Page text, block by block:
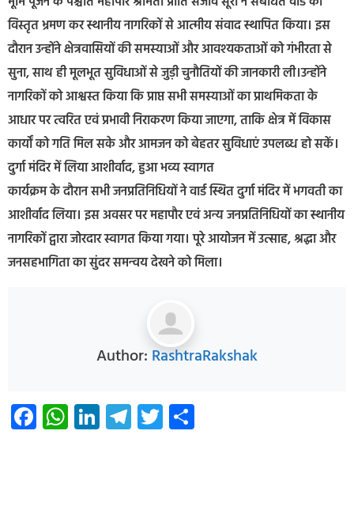
विस्तृत भ्रमण कर स्थानीय नागरिकों से आत्मीय संवाद स्थापित किया। इस
दौरान उन्होंने क्षेत्रवासियों की समस्याओं और आवश्यकताओं को गंभीरता से
सुना, साथ ही मूलभूत सुविधाओं से जुड़ी चुनौतियों की जानकारी ली।उन्होंने
नागरिकों को आश्वस्त किया कि प्राप्त सभी समस्याओं का प्राथमिकता के
आधार पर त्वरित एवं प्रभावी निराकरण किया जाएगा, ताकि क्षेत्र में विकास
कार्यों को गति मिल सके और आमजन को बेहतर सुविधाएं उपलब्ध हो सकें।
दुर्गा मंदिर में लिया आशीर्वाद, हुआ भव्य स्वागत
कार्यक्रम के दौरान सभी जनप्रतिनिधियों ने वार्ड स्थित दुर्गा मंदिर में भगवती का
आशीर्वाद लिया। इस अवसर पर महापौर एवं अन्य जनप्रतिनिधियों का स्थानीय
नागरिकों द्वारा जोरदार स्वागत किया गया। पूरे आयोजन में उत्साह, श्रद्धा और
जनसहभागिता का सुंदर समन्वय देखने को मिला।
Author: RashtraRakshak
Facebook
WhatsApp
LinkedIn
Telegram
Twitter